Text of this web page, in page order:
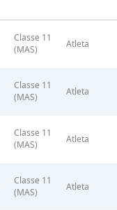
Classe 11
(MAS)
Atleta
Classe 11
(MAS)
Atleta
Classe 11
(MAS)
Atleta
Classe 11
(MAS)
Atleta